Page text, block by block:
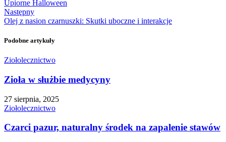
Upiorne Halloween
Następny
Olej z nasion czarnuszki: Skutki uboczne i interakcje
Podobne artykuły
Ziołolecznictwo
Zioła w służbie medycyny
27 sierpnia, 2025
Ziołolecznictwo
Czarci pazur, naturalny środek na zapalenie stawów